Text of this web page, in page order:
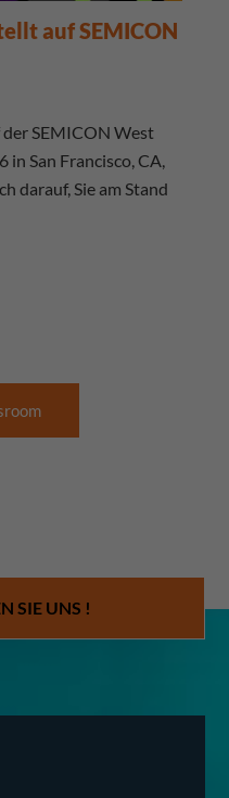
auf SEMICON
SEMICON West
San Francisco, CA,
darauf, Sie am Stand
SIE UNS !